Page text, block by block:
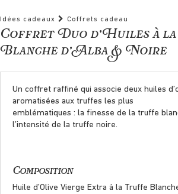
Idées cadeaux Coffrets cadeau
Coffret Duo d’Huiles à
Blanche d’Alba & Noire
Un coffret raffiné qui associe deux huiles
aromatisées aux truffes les plus
emblématiques : la finesse de la truffe
l’intensité de la truffe noire.
Composition
Huile d’Olive Vierge Extra à la Truffe